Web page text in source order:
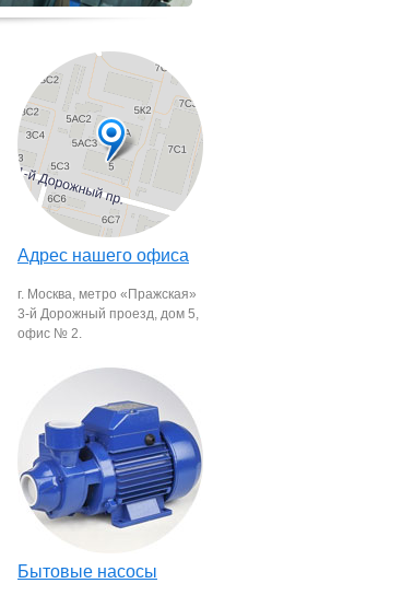
Адрес нашего офиса
г. Москва, метро «Пражская»
3-й Дорожный проезд, дом 5,
офис № 2.
Бытовые насосы